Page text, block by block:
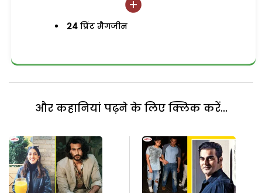
24 प्रिंट मैगजीन
और कहानियां पढ़ने के लिए क्लिक करें...